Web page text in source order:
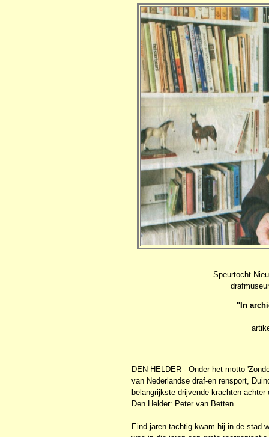
Speurtocht
"In
DEN HELDER - Onder het motto
van Nederlandse draf-en rensport,
belangrijkste drijvende krachten
Den Helder: Peter van Betten.
Eind jaren tachtig kwam hij in de stad